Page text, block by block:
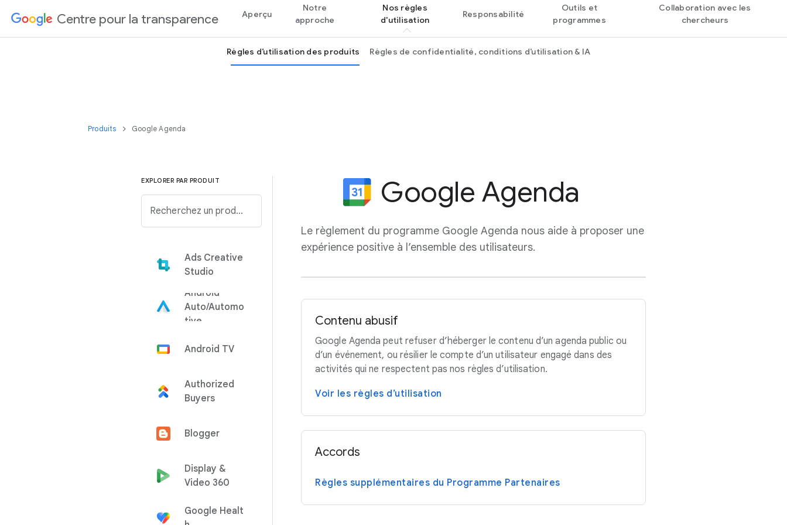
Centre pour la transparence Aperçu
Notre
approche
Nos règles
d'utilisation
Règles d’utilisation des produits Règles de confidentialité, conditions d’utilisation & IA
Responsabilité
Outils et
programmes
Collaboration avec les
chercheurs
Produits Google Agenda
EXPLORER PAR PRODUIT
Recherchez un produit Google dans la liste ci-dessous.
Ads Creative
Studio
Android
Auto/Automo
tive
Android TV
Authorized
Buyers
Blogger
Display &
Video 360
Google Healt
Google Agenda
Le règlement du programme Google Agenda nous aide à proposer une
expérience positive à l’ensemble des utilisateurs.
Contenu abusif
Google Agenda peut refuser d’héberger le contenu d’un agenda public ou
d’un événement, ou résilier le compte d’un utilisateur engagé dans des
activités qui ne respectent pas nos règles d’utilisation.
Voir les règles d’utilisation
Accords
Règles supplémentaires du Programme Partenaires